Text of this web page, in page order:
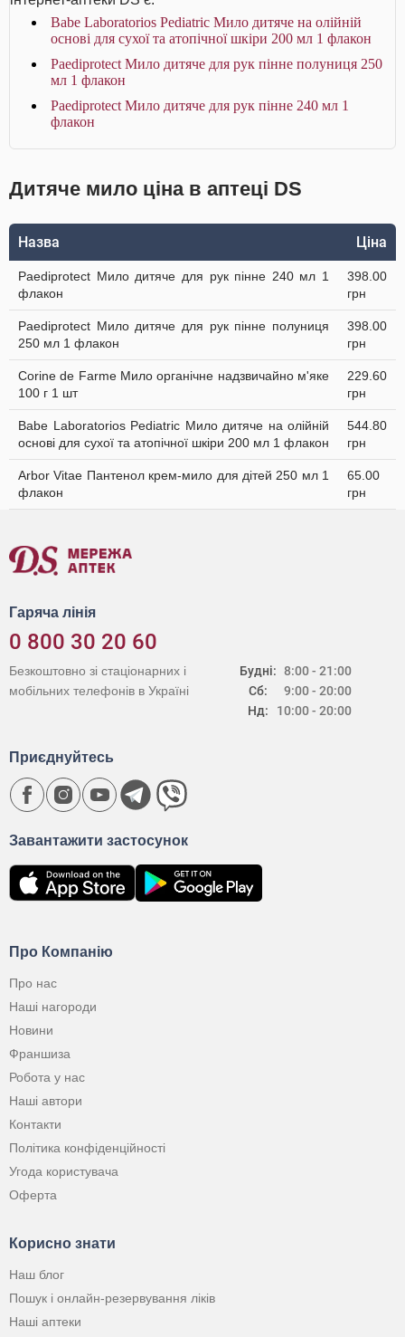
Babe Laboratorios Pediatric Мило дитяче на олійній
основі для сухої та атопічної шкіри 200 мл 1 флакон
Paediprotect Мило дитяче для рук пінне полуниця 250
мл 1 флакон
Paediprotect Мило дитяче для рук пінне 240 мл 1
флакон
Дитяче мило ціна в аптеці DS
Назва Ціна
Paediprotect Мило дитяче для рук пінне 240 мл 1
флакон
398.00
грн
Paediprotect Мило дитяче для рук пінне полуниця
250 мл 1 флакон
398.00
грн
Corine de Farme Мило органічне надзвичайно м'яке
100 г 1 шт
229.60
грн
Babe Laboratorios Pediatric Мило дитяче на олійній
основі для сухої та атопічної шкіри 200 мл 1 флакон
544.80
грн
Arbor Vitae Пантенол крем-мило для дітей 250 мл 1
флакон
65.00
грн
Гаряча лінія
0 800 30 20 60
Будні:
Сб:
Нд:
8:00 - 21:00
9:00 - 20:00
10:00 - 20:00
Безкоштовно зі стаціонарних і
мобільних телефонів в Україні
Про Компанію
Про нас
Наші нагороди
Новини
Франшиза
Робота у нас
Наші автори
Контакти
Політика конфіденційності
Угода користувача
Оферта
Корисно знати
Наш блог
Пошук і онлайн-резервування ліків
Наші аптеки
Завантажити застосунок
Приєднуйтесь